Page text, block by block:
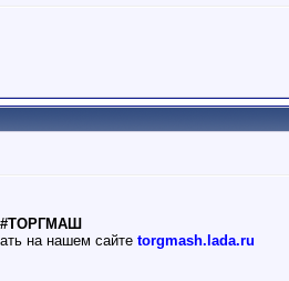
#ТОРГМАШ
на нашем сайте torgmash.lada.ru